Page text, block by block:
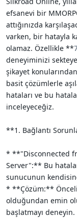
efsanevi bir
attığınızda
varken, bir hatayla
olamaz. Özellikle **
deneyiminizi
şikayet
basit çözümlerle
hataları ve bu
inceleyeceğiz.
**1. Bağlantı
* **"Disconnected
Server":** Bu
sunucunun
* **Çözüm:**
olduğundan emin
başlatmayı